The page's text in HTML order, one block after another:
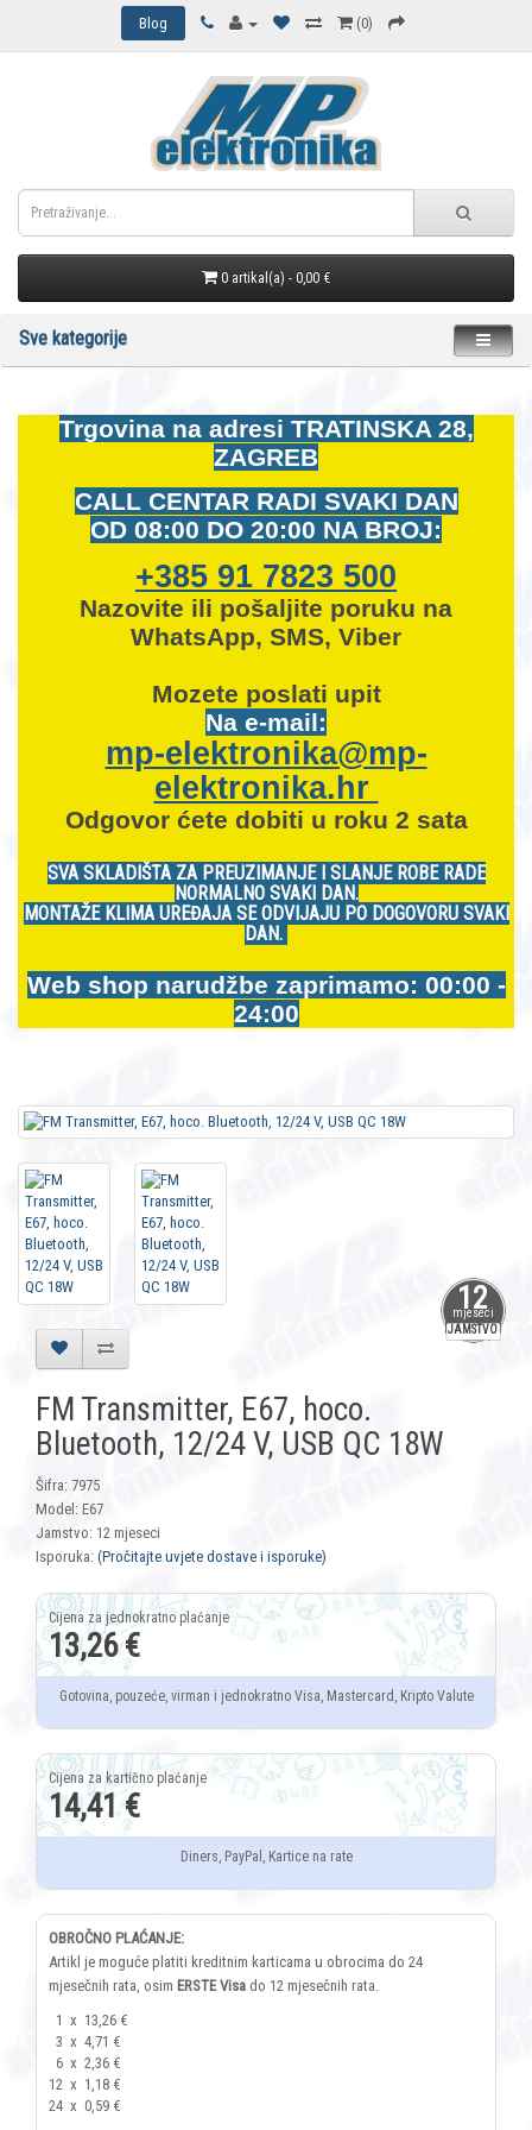
Blog (0)
0 artikal(a) - 0,00 €
Sve kategorije
Trgovina na adresi TRATINSKA 28,
ZAGREB
CALL CENTAR RADI SVAKI DAN
OD 08:00 DO 20:00 NA BROJ:
+385 91 7823 500
Nazovite ili pošaljite poruku na
WhatsApp, SMS, Viber
Mozete poslati upit
Na e-mail:
mp-elektronika@mp-
elektronika.hr
Odgovor ćete dobiti u roku 2 sata
SVA SKLADIŠTA ZA PREUZIMANJE I SLANJE ROBE RADE
NORMALNO SVAKI DAN.
MONTAŽE KLIMA UREĐAJA SE ODVIJAJU PO DOGOVORU SVAKI
DAN.
Web shop narudžbe zaprimamo: 00:00 -
24:00
12
mjeseci
JAMSTVO
FM Transmitter, E67, hoco.
Bluetooth, 12/24 V, USB QC 18W
Šifra: 7975
Model: E67
Jamstvo: 12 mjeseci
Isporuka: (Pročitajte uvjete dostave i isporuke)
13,26 €
Gotovina, pouzeće, virman i jednokratno Visa, Mastercard, Kripto Valute
14,41 €
Diners, PayPal, Kartice na rate
OBROČNO PLAĆANJE:
Artikl je moguće platiti kreditnim karticama u obrocima do 24
mjesečnih rata, osim ERSTE Visa do 12 mjesečnih rata.
1 x 13,26 €
3 x 4,71 €
6 x 2,36 €
12 x 1,18 €
24 x 0,59 €